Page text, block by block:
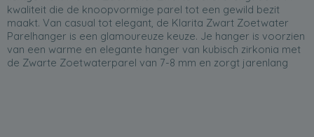
kwaliteit die de knoopvormige parel tot een gewild bezit
maakt. Van casual tot elegant, de Klarita Zwart Zoetwater
Parelhanger is een glamoureuze keuze. Je hanger is voorzien
van een warme en elegante hanger van kubisch zirkonia met
de Zwarte Zoetwaterparel van 7-8 mm en zorgt jarenlang